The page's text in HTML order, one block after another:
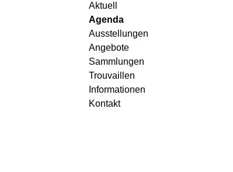
Aktuell
Agenda
Ausstellungen
Angebote
Sammlungen
Trouvaillen
Informationen
Kontakt